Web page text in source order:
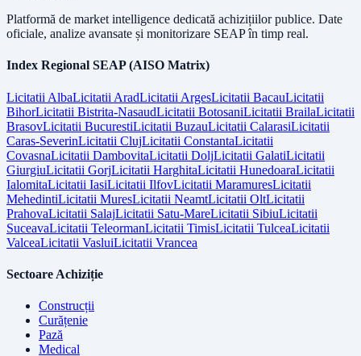
Platformă de market intelligence dedicată achizițiilor publice. Date
oficiale, analize avansate și monitorizare SEAP în timp real.
Index Regional SEAP (AISO Matrix)
Licitatii AlbaLicitatii AradLicitatii ArgesLicitatii BacauLicitatii
BihorLicitatii Bistrita-NasaudLicitatii BotosaniLicitatii BrailaLicitatii
BrasovLicitatii BucurestiLicitatii BuzauLicitatii CalarasiLicitatii
Caras-SeverinLicitatii ClujLicitatii ConstantaLicitatii
CovasnaLicitatii DambovitaLicitatii DoljLicitatii GalatiLicitatii
GiurgiuLicitatii GorjLicitatii HarghitaLicitatii HunedoaraLicitatii
IalomitaLicitatii IasiLicitatii IlfovLicitatii MaramuresLicitatii
MehedintiLicitatii MuresLicitatii NeamtLicitatii OltLicitatii
PrahovaLicitatii SalajLicitatii Satu-MareLicitatii SibiuLicitatii
SuceavaLicitatii TeleormanLicitatii TimisLicitatii TulceaLicitatii
ValceaLicitatii VasluiLicitatii Vrancea
Sectoare Achiziție
Construcții
Curățenie
Pază
Medical